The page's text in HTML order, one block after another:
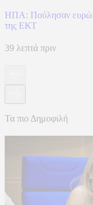
ΗΠΑ: Πούλησαν ευρώ
της ΕΚΤ
39 λεπτά πριν
Τα πιο Δημοφιλή